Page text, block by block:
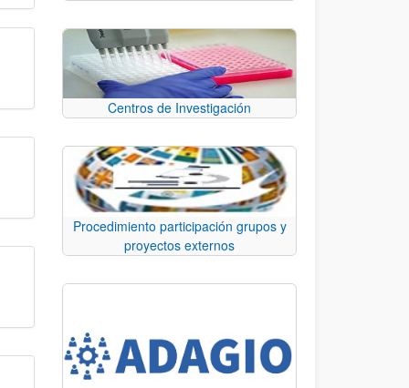
Centros de Investigación
Procedimiento participación grupos y
proyectos externos